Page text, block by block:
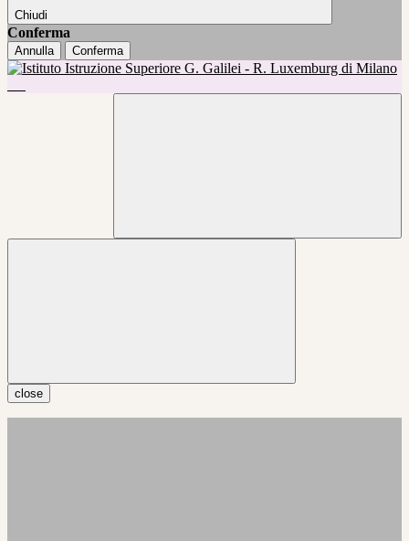
Chiudi
Conferma
Annulla Conferma
close